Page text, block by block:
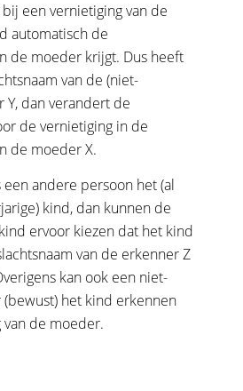
een vernietiging van de
automatisch de
de moeder krijgt. Dus heeft
van de (niet-
Y, dan verandert de
de vernietiging in de
de moeder X.
een andere persoon het (al
kind, dan kunnen de
ervoor kiezen dat het kind
van de erkenner Z
kan ook een niet-
het kind erkennen
de moeder.